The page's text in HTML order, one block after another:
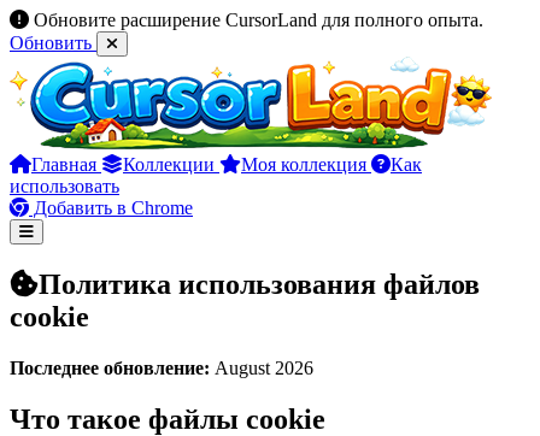
Обновите расширение CursorLand для полного опыта.
Обновить
Главная Коллекции Моя коллекция
Как
использовать
Добавить в Chrome
Политика использования файлов
cookie
Последнее обновление: August 2026
Что такое файлы cookie